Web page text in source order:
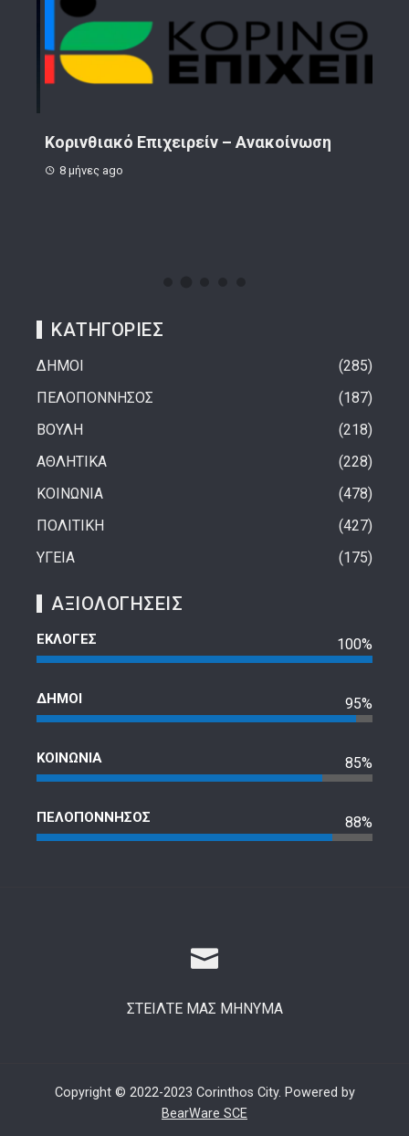
Κορινθιακό Επιχειρείν – Ανακοίνωση
8 μήνες ago
ΚΑΤΗΓΟΡΙΕΣ
ΔΗΜΟΙ
285
ΠΕΛΟΠΟΝΝΗΣΟΣ
187
ΒΟΥΛΗ
218
ΑΘΛΗΤΙΚΑ
228
ΚΟΙΝΩΝΙΑ
478
ΠΟΛΙΤΙΚΗ
427
ΥΓΕΙΑ
175
ΑΞΙΟΛΟΓΗΣΕΙΣ
ΕΚΛΟΓΕΣ 100%
ΔΗΜΟΙ 95%
ΚΟΙΝΩΝΙΑ 85%
ΠΕΛΟΠΟΝΝΗΣΟΣ 88%
ΣΤΕΙΛΤΕ ΜΑΣ ΜΗΝΥΜΑ
Copyright © 2022-2023 Corinthos City. Powered by
BearWare SCE